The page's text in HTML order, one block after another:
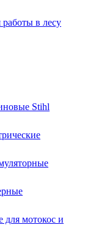
в лесу
Stihl
мотокос и